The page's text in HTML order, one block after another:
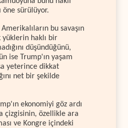
öne sürülüyor.
bu savaşın
haklı bir
düşündüğünü,
ise Trump'ın yaşam
yeterince dikkat
net bir şekilde
ekonomiyi göz ardı
çizgisinin, özellikle ara
ve Kongre içindeki